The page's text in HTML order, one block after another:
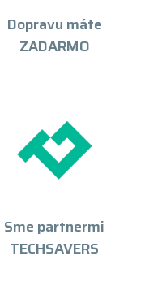
Dopravu máte
ZADARMO
Sme partnermi
TECHSAVERS